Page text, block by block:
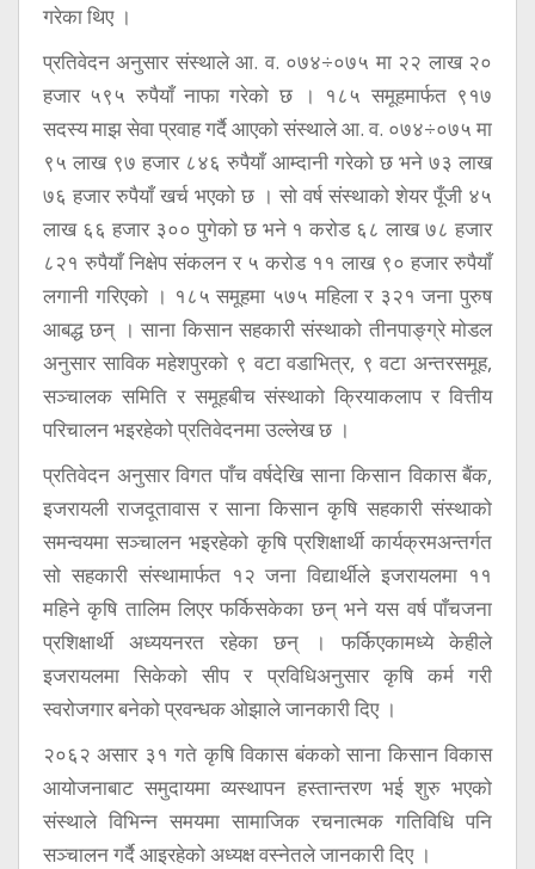
गरेका थिए ।
प्रतिवेदन अनुसार संस्थाले आ. व. ०७४÷०७५ मा २२ लाख २०
हजार ५९५ रुपैयाँ नाफा गरेको छ । १८५ समूहमार्फत ९१७
सदस्य माझ सेवा प्रवाह गर्दै आएको संस्थाले आ. व. ०७४÷०७५ मा
९५ लाख ९७ हजार ८४६ रुपैयाँ आम्दानी गरेको छ भने ७३ लाख
७६ हजार रुपैयाँ खर्च भएको छ । सो वर्ष संस्थाको शेयर पूँजी ४५
लाख ६६ हजार ३०० पुगेको छ भने १ करोड ६८ लाख ७८ हजार
८२१ रुपैयाँ निक्षेप संकलन र ५ करोड ११ लाख ९० हजार रुपैयाँ
लगानी गरिएको । १८५ समूहमा ५७५ महिला र ३२१ जना पुरुष
आबद्ध छन् । साना किसान सहकारी संस्थाको तीनपाङ्ग्रे मोडल
अनुसार साविक महेशपुरको ९ वटा वडाभित्र, ९ वटा अन्तरसमूह,
सञ्चालक समिति र समूहबीच संस्थाको क्रियाकलाप र वित्तीय
परिचालन भइरहेको प्रतिवेदनमा उल्लेख छ ।
प्रतिवेदन अनुसार विगत पाँच वर्षदेखि साना किसान विकास बैंक,
इजरायली राजदूतावास र साना किसान कृषि सहकारी संस्थाको
समन्वयमा सञ्चालन भइरहेको कृषि प्रशिक्षार्थी कार्यक्रमअन्तर्गत
सो सहकारी संस्थामार्फत १२ जना विद्यार्थीले इजरायलमा ११
महिने कृषि तालिम लिएर फर्किसकेका छन् भने यस वर्ष पाँचजना
प्रशिक्षार्थी अध्ययनरत रहेका छन् । फर्किएकामध्ये केहीले
इजरायलमा सिकेको सीप र प्रविधिअनुसार कृषि कर्म गरी
स्वरोजगार बनेको प्रवन्धक ओझाले जानकारी दिए ।
२०६२ असार ३१ गते कृषि विकास बंकको साना किसान विकास
आयोजनाबाट समुदायमा व्यस्थापन हस्तान्तरण भई शुरु भएको
संस्थाले विभिन्न समयमा सामाजिक रचनात्मक गतिविधि पनि
सञ्चालन गर्दै आइरहेको अध्यक्ष वस्नेतले जानकारी दिए ।